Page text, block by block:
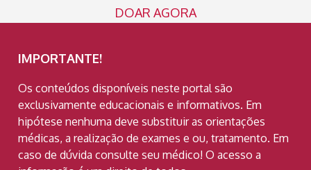
DOAR AGORA
IMPORTANTE!
Os conteúdos disponíveis neste portal são
exclusivamente educacionais e informativos. Em
hipótese nenhuma deve substituir as orientações
médicas, a realização de exames e ou, tratamento. Em
caso de dúvida consulte seu médico! O acesso a